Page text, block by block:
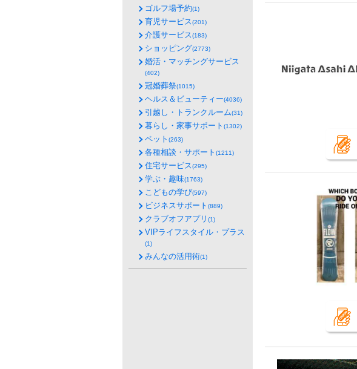
ゴルフ場予約(1)
育児サービス(201)
介護サービス(183)
ショッピング(2773)
婚活・マッチングサービス
(402)
冠婚葬祭(1015)
ヘルス＆ビューティー(4036)
引越し・トランクルーム(31)
暮らし・家事サポート (1302)
ペット (263)
各種相談・サポート (1211)
住宅サービス(295)
学ぶ・趣味(1763)
こどもの学び(597)
ビジネスサポート (889)
クラブオフアプリ (1)
VIPライフスタイル・プラス
(1)
みんなの活用術(1)